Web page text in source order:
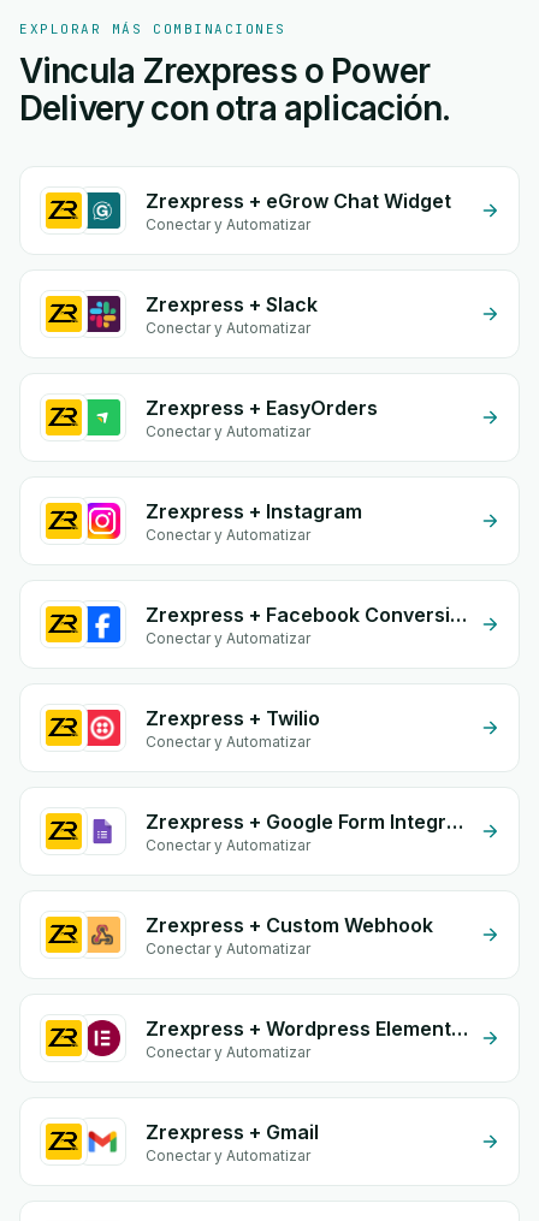
EXPLORAR MÁS COMBINACIONES
Vincula Zrexpress o Power
Delivery con otra aplicación.
Zrexpress + eGrow Chat Widget
Conectar y Automatizar
Zrexpress + Slack
Conectar y Automatizar
Zrexpress + EasyOrders
Conectar y Automatizar
Zrexpress + Instagram
Conectar y Automatizar
Zrexpress + Facebook Conversion API (CAPI)
Conectar y Automatizar
Zrexpress + Twilio
Conectar y Automatizar
Zrexpress + Google Form Integration
Conectar y Automatizar
Zrexpress + Custom Webhook
Conectar y Automatizar
Zrexpress + Wordpress Elementor
Conectar y Automatizar
Zrexpress + Gmail
Conectar y Automatizar